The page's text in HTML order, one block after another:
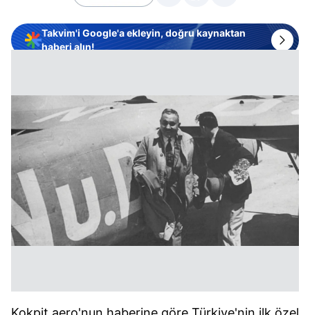
Takvim'i Google'a ekleyin, doğru kaynaktan
haberi alın!